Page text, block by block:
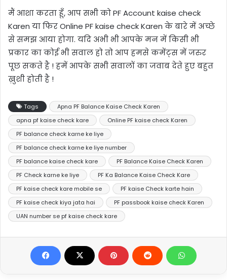
मैं आशा करता हूँ, आप सभी को PF Account kaise check
Karen या फिर Online PF kaise check Karen के बारे में अच्छे
से समझ आया होगा. यदि अभी भी आपके मन में किसी भी
प्रकार का कोई भी सवाल हो तो आप हमसे कमेंट्स में जरुर
पूछ सकते है ! हमें आपके सभी सवालों का जवाब देते हुए बहुत
ख़ुशी होती है !
Tags
Apna PF Balance Kaise Check Karen
apna pf kaise check kare
Online PF kaise check Karen
PF balance check karne ke liye
PF balance check karne ke liye number
PF balance kaise check kare
PF Balance Kaise Check Karen
PF Check karne ke liye
PF Ka Balance Kaise Check Kare
PF kaise check kare mobile se
PF kaise Check karte hain
PF kaise check kiya jata hai
PF passbook kaise check Karen
UAN number se pf kaise check kare